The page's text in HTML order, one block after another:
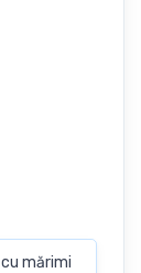
cu mărimi